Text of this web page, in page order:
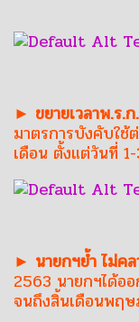
► ขยายเวลาพ.ร.
มาตรการบังคับใช้
เดือน ตั้งแต่วันที่
► นายกฯย้ำ ไม่ค
2563 นายกฯได้อ
จนถึงสิ้นเดือนพฤ